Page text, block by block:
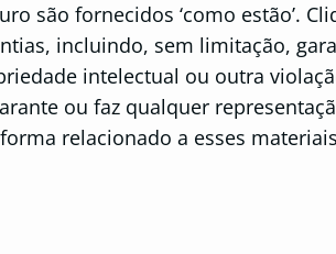
são fornecidos ‘como estão’.
incluindo, sem limitação,
intelectual ou outra
ou faz qualquer
relacionado a esses